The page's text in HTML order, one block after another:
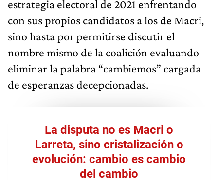
estrategia electoral de 2021 enfrentando
con sus propios candidatos a los de Macri,
sino hasta por permitirse discutir el
nombre mismo de la coalición evaluando
eliminar la palabra “cambiemos” cargada
de esperanzas decepcionadas.
La disputa no es Macri o
Larreta, sino cristalización o
evolución: cambio es cambio
del cambio